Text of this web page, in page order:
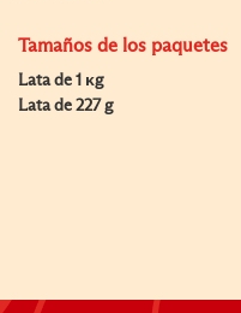
Tamaños de los paquetes
Lata de 1 κg
Lata de 227 g